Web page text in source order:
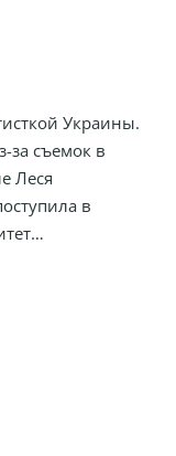
Украины.
за съемок в
Леся
в
Карого. Более